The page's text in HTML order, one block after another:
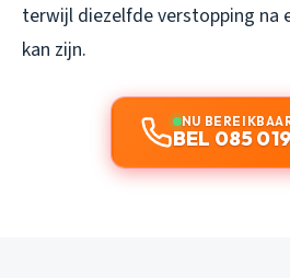
terwijl diezelfde verstopping na
kan zijn.
NU
BEL 085